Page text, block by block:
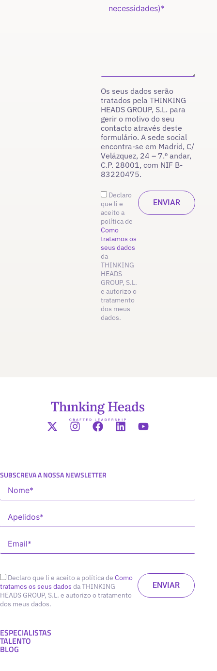
Os seus dados serão
tratados pela THINKING
HEADS GROUP, S.L. para
gerir o motivo do seu
contacto através deste
formulário. A sede social
encontra-se em Madrid, C/
Velázquez, 24 – 7.º andar,
C.P. 28001, com NIF B-
83220475.
Declaro
que li e
aceito a
política de
Como
tratamos os
seus dados
da
THINKING
HEADS
GROUP, S.L.
e autorizo o
tratamento
dos meus
dados.
SUBSCREVA A NOSSA NEWSLETTER
Declaro que li e aceito a política de Como
tratamos os seus dados da THINKING
HEADS GROUP, S.L. e autorizo o tratamento
dos meus dados.
ESPECIALISTAS
TALENTO
BLOG